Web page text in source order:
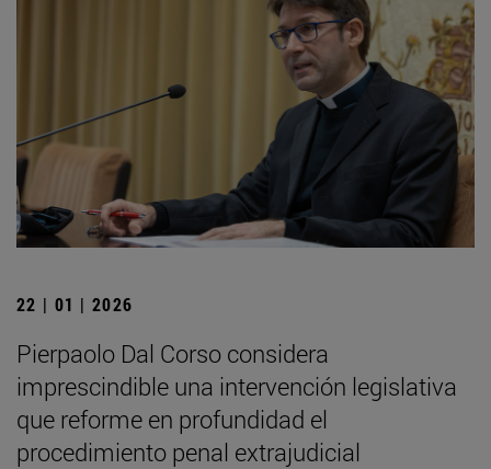
22 | 01 | 2026
Pierpaolo Dal Corso considera
imprescindible una intervención legislativa
que reforme en profundidad el
procedimiento penal extrajudicial